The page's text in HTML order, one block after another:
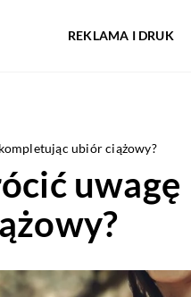
REKLAMA I DRUK
ubiór ciążowy?
uwagę